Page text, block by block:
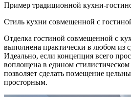
Пример традиционной кухни-
Стиль кухни совмещенной с
Отделка гостиной совмещенной с
выполнена практически в любом из
Идеально, если концепция всего
воплощена в едином
позволяет сделать помещение
просторным.